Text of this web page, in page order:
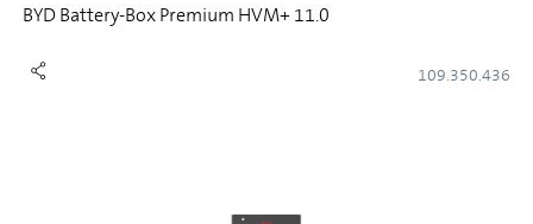
BYD Battery-Box Premium HVM+ 11.0
109.350.436